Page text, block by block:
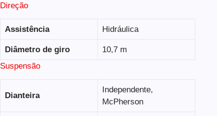
Direção
Assistência Hidráulica
Diâmetro de giro
10,7 m
Suspensão
Dianteira
Independente,
McPherson